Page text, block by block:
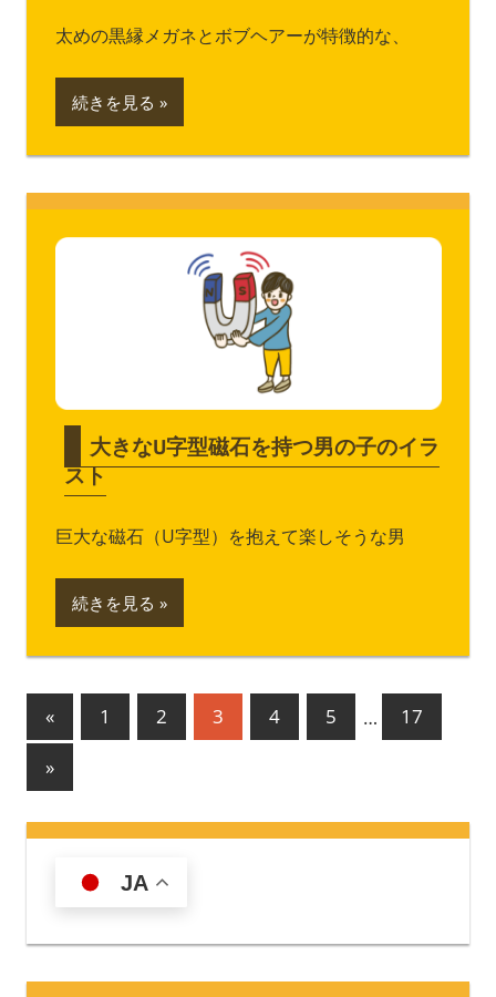
太めの黒縁メガネとボブヘアーが特徴的な、
続きを見る
大きなU字型磁石を持つ男の子のイラ
スト
巨大な磁石（U字型）を抱えて楽しそうな男
続きを見る
投
稿
の
ペ
送
«前
の
記
1 2 3 4 5 …
17
次
の
記
»
JA